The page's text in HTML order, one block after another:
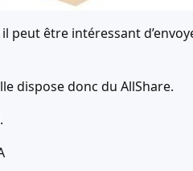
peut être intéressant
dispose donc du AllShare.